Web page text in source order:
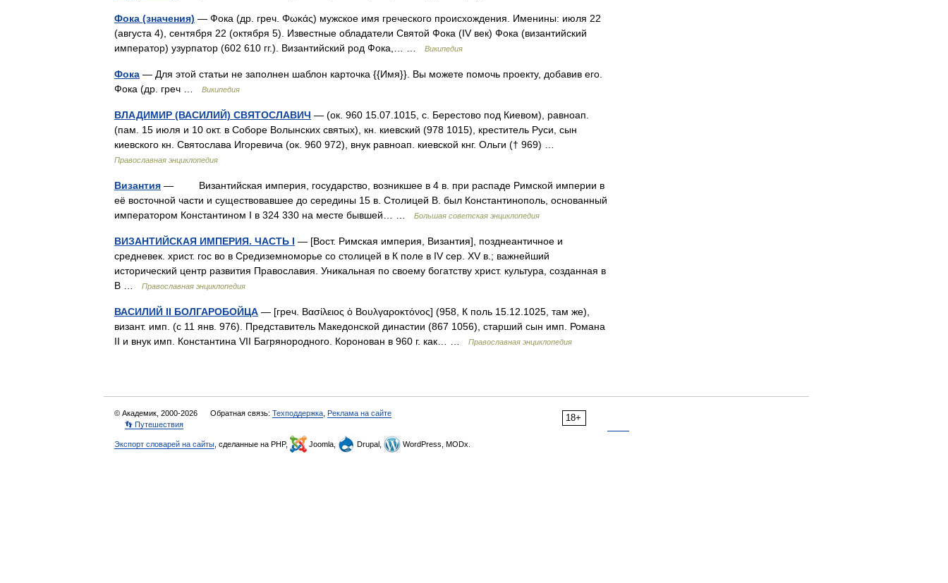
Фока (значения) — Фока (др. греч. Φωκάς) мужское имя греческого происхождения. Именины: июля 22
(августа 4), сентября 22 (октября 5). Известные обладатели Святой Фока (IV век) Фока (византийский
император) узурпатор (602 610 гг.). Византийский род Фока,… …
Википедия
Фока — Для этой статьи не заполнен шаблон карточка {{Имя}}. Вы можете помочь проекту, добавив его.
Фока (др. греч …
Википедия
ВЛАДИМИР (ВАСИЛИЙ) СВЯТОСЛАВИЧ — (ок. 960 15.07.1015, с. Берестово под Киевом), равноап.
(пам. 15 июля и 10 окт. в Соборе Волынских святых), кн. киевский (978 1015), креститель Руси, сын
киевского кн. Святослава Игоревича (ок. 960 972), внук равноап. киевской кнг. Ольги († 969) …
Православная энциклопедия
Византия — Византийская империя, государство, возникшее в 4 в. при распаде Римской империи в
её восточной части и существовавшее до середины 15 в. Столицей В. был Константинополь, основанный
императором Константином I в 324 330 на месте бывшей… …
Большая советская энциклопедия
ВИЗАНТИЙСКАЯ ИМПЕРИЯ. ЧАСТЬ I — [Вост. Римская империя, Византия], позднеантичное и
средневек. христ. гос во в Средиземноморье со столицей в К поле в IV сер. XV в.; важнейший
исторический центр развития Православия. Уникальная по своему богатству христ. культура, созданная в
В …
Православная энциклопедия
ВАСИЛИЙ II БОЛГАРОБОЙЦА — [греч. Βασίλειος ὁ Βουλγαροκτόνος] (958, К поль 15.12.1025, там же),
визант. имп. (с 11 янв. 976). Представитель Македонской династии (867 1056), старший сын имп. Романа
II и внук имп. Константина VII Багрянородного. Коронован в 960 г. как… …
Православная энциклопедия
18+
© Академик, 2000-2026 Обратная связь: Техподдержка Реклама на сайте
👣 Путешествия
Экспорт словарей на сайты , сделанные на PHP, Joomla, Drupal, WordPress, MODx.